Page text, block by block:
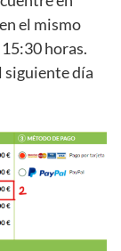
el mismo
horas.
siguiente día